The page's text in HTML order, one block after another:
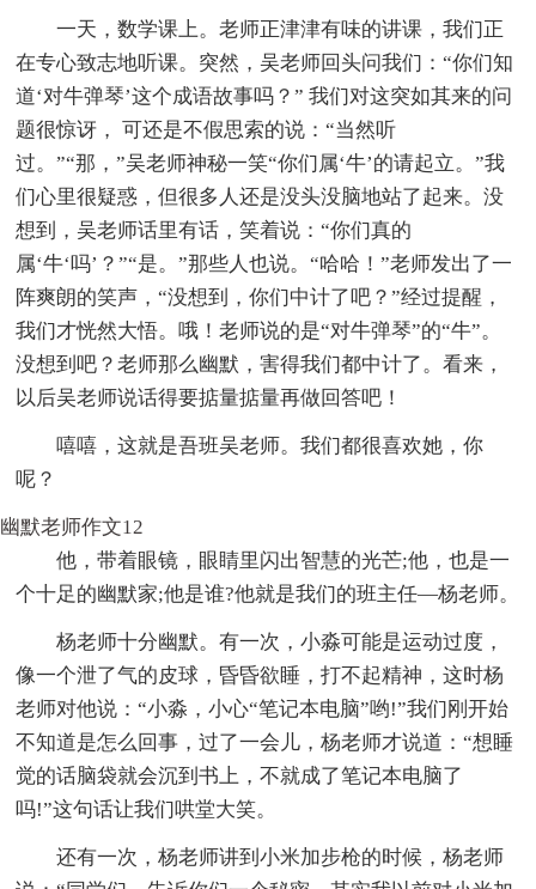
一天，数学课上。老师正津津有味的讲课，我们正
在专心致志地听课。突然，吴老师回头问我们：“你们知
道‘对牛弹琴’这个成语故事吗？” 我们对这突如其来的问
题很惊讶， 可还是不假思索的说：“当然听
过。”“那，”吴老师神秘一笑“你们属‘牛’的请起立。”我
们心里很疑惑，但很多人还是没头没脑地站了起来。没
想到，吴老师话里有话，笑着说：“你们真的
属‘牛‘吗’？”“是。”那些人也说。“哈哈！”老师发出了一
阵爽朗的笑声，“没想到，你们中计了吧？”经过提醒，
我们才恍然大悟。哦！老师说的是“对牛弹琴”的“牛”。
没想到吧？老师那么幽默，害得我们都中计了。看来，
以后吴老师说话得要掂量掂量再做回答吧！
嘻嘻，这就是吾班吴老师。我们都很喜欢她，你
呢？
幽默老师作文12
他，带着眼镜，眼睛里闪出智慧的光芒;他，也是一
个十足的幽默家;他是谁?他就是我们的班主任—杨老师。
杨老师十分幽默。有一次，小淼可能是运动过度，
像一个泄了气的皮球，昏昏欲睡，打不起精神，这时杨
老师对他说：“小淼，小心“笔记本电脑”哟!”我们刚开始
不知道是怎么回事，过了一会儿，杨老师才说道：“想睡
觉的话脑袋就会沉到书上，不就成了笔记本电脑了
吗!”这句话让我们哄堂大笑。
还有一次，杨老师讲到小米加步枪的时候，杨老师